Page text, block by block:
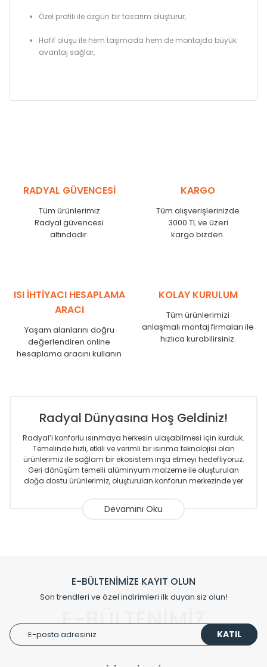
Özel profili ile özgün bir tasarım oluşturur,
Hafif oluşu ile hem taşımada hem de montajda büyük
avantaj sağlar,
RADYAL GÜVENCESİ
Tüm ürünlerimiz
Radyal güvencesi
altındadır.
KARGO
Tüm alışverişlerinizde
3000 TL ve üzeri
kargo bizden.
ISI İHTİYACI HESAPLAMA
ARACI
Yaşam alanlarını doğru
değerlendiren online
hesaplama aracını kullanın
KOLAY KURULUM
Tüm ürünlerimizi
anlaşmalı montaj firmaları ile
hızlıca kurabilirsiniz.
Radyal Dünyasına Hoş Geldiniz!
Radyal’i konforlu ısınmaya herkesin ulaşabilmesi için kurduk.
Temelinde hızlı, etkili ve verimli bir ısınma teknolojisi olan
ürünlerimiz ile sağlam bir ekosistem inşa etmeyi hedefliyoruz.
Geri dönüşüm temelli alüminyum malzeme ile oluşturulan
doğa dostu ürünlerimiz, oluşturulan konforun merkezinde yer
Sizlere sunmakta olduğumuz Alüminyum Radyatör ve
gurur duymaktadır. Avrupa’ya yapmakta olduğu ihracat ile
de ürünlerinde sadece tasarımın ön planda olmadığını aynı
zamanda kalite olarak ta en üst seviyede olduğunu
Çevreci ve yeşil enerji yaklaşımlarıyla ve sıfır karbon ayak izi
hedefiyle üretim yapan Radyal çevreye duyarlı üretim
E-BÜLTENİMİZE KAYIT OLUN
Son trendleri ve özel indirimleri ilk duyan siz olun!
E-BÜLTENİMİZ KATIL